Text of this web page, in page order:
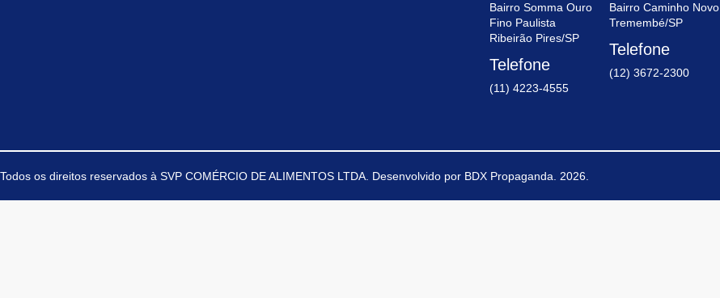
Bairro Somma Ouro
Fino Paulista
Ribeirão Pires/SP
Telefone
(11) 4223-4555
Bairro Caminho Novo
Tremembé/SP
Telefone
(12) 3672-2300
Todos os direitos reservados à SVP COMÉRCIO DE ALIMENTOS LTDA. Desenvolvido por BDX Propaganda . 2026.